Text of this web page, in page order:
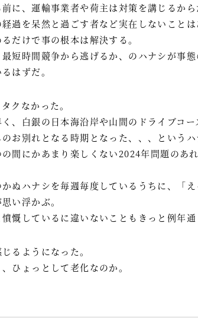
に、運輸事業者や荷主は対策を講じるから
過を呆然と過ごす者など実在しないことは
だけで事の根本は解決する。
短時間競争から逃げるか、のハナシが事
はずだ。
クなかった。
、白銀の日本海沿岸や山間のドライブコー
お別れとなる時期となった、、、というハ
間にかあまり楽しくない2024年問題のあ
ぬハナシを毎週毎度しているうちに、「
い浮かぶ。
慨しているに違いないこともきっと例年通
るようになった。
ひょっとして老化なのか。